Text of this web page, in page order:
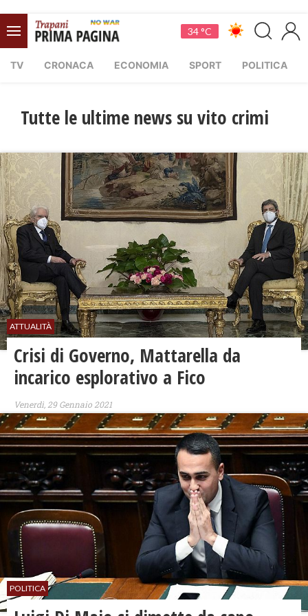
34 °C
TV CRONACA ECONOMIA SPORT POLITICA
Tutte le ultime news su vito crimi
ATTUALITÀ
Crisi di Governo, Mattarella da
incarico esplorativo a Fico
Venerdì, 29 Gennaio 2021
POLITICA